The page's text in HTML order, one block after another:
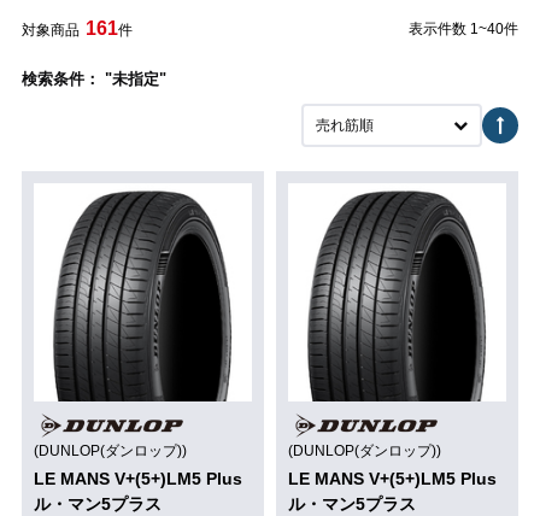
対象商品 161件 表示件数 1~40件
検索条件： "未指定"
売れ筋順
(DUNLOP(ダンロップ))
LE MANS V+(5+)LM5 Plus
ル・マン5プラス
(DUNLOP(ダンロップ))
LE MANS V+(5+)LM5 Plus
ル・マン5プラス